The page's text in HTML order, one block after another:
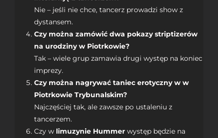
Nie – jeśli nie chce, tancerz prowadzi show z
dystansem.
Czy można zamówić dwa pokazy striptizerów
na urodziny w Piotrkowie?
Tak – wiele grup zamawia drugi występ na koniec
imprezy.
Czy można nagrywać taniec erotyczny w w
Piotrkowie Trybunalskim?
Najczęściej tak, ale zawsze po ustaleniu z
tancerzem.
Czy w limuzynie Hummer występ będzie na